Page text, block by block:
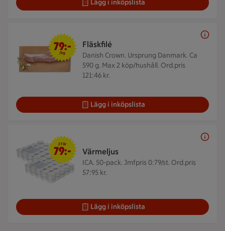
Lägg i inköpslista
Fläskfilé
Danish Crown. Ursprung Danmark. Ca
590 g. Max 2 köp/hushåll. Ord.pris
121:46 kr.
79 kr/kg
79:-
/kg
Lägg i inköpslista
Värmeljus
ICA. 50-pack. Jmfpris 0:79/st. Ord.pris
57:95 kr.
2 för 79 kr
2 för
79:-
Lägg i inköpslista